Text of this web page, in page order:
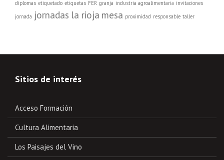
diplomas etiquetado etiquetas FER granja industria agroalimentaria invitaciones
jornada jornadas la rioja mesa proximidad responsable taller
Sitios de interés
Acceso Formación
Cultura Alimentaria
Los Paisajes del Vino